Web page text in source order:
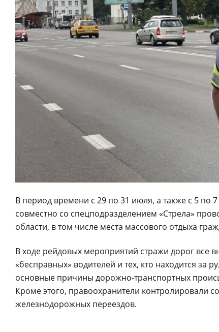
В период времени с 29 по 31 июля, а также с 5 по
совместно со спецподразделением «Стрела»
области, в том числе места массового отдыха
В ходе рейдовых мероприятий стражи дорог все
«бесправных» водителей и тех, кто находится за
основные причины дорожно-транспортных
Кроме этого, правоохранители контролировали
железнодорожных переездов.